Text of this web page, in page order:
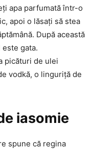
apa parfumată într-o
apoi o lăsați să stea
După această
gata.
picături de ulei
vodkă, o linguriță de
iasomie
spune că regina